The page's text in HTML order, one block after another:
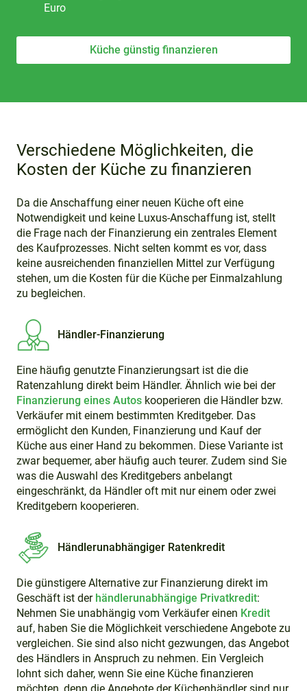
Euro
Küche günstig finanzieren
Verschiedene Möglichkeiten, die
Kosten der Küche zu finanzieren
Da die Anschaffung einer neuen Küche oft eine
Notwendigkeit und keine Luxus-Anschaffung ist, stellt
die Frage nach der Finanzierung ein zentrales Element
des Kaufprozesses. Nicht selten kommt es vor, dass
keine ausreichenden finanziellen Mittel zur Verfügung
stehen, um die Kosten für die Küche per Einmalzahlung
zu begleichen.
Händler-Finanzierung
Eine häufig genutzte Finanzierungsart ist die die
Ratenzahlung direkt beim Händler. Ähnlich wie bei der
Finanzierung eines Autos kooperieren die Händler bzw.
Verkäufer mit einem bestimmten Kreditgeber. Das
ermöglicht den Kunden, Finanzierung und Kauf der
Küche aus einer Hand zu bekommen. Diese Variante ist
zwar bequemer, aber häufig auch teurer. Zudem sind Sie
was die Auswahl des Kreditgebers anbelangt
eingeschränkt, da Händler oft mit nur einem oder zwei
Kreditgebern kooperieren.
Händlerunabhängiger Ratenkredit
Die günstigere Alternative zur Finanzierung direkt im
Geschäft ist der händlerunabhängige Privatkredit:
Nehmen Sie unabhängig vom Verkäufer einen Kredit
auf, haben Sie die Möglichkeit verschiedene Angebote zu
vergleichen. Sie sind also nicht gezwungen, das Angebot
des Händlers in Anspruch zu nehmen. Ein Vergleich
lohnt sich daher, wenn Sie eine Küche finanzieren